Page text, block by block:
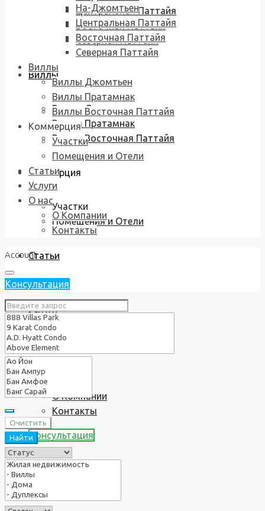
Центральная Паттайя
Восточная Паттайя
Северная Паттайя
Виллы
Виллы Джомтьен
Виллы Пратамнак
Виллы Восточная Паттайя
Коммерция
Участки
Помещения и Отели
Статьи
Услуги
О нас
О Компании
Контакты
Консультация
На-Джомтьен
Центральная Паттайя
Восточная Паттайя
Северная Паттайя
Виллы
Виллы Джомтьен
Виллы Пратамнак
Виллы Восточная Паттайя
Коммерция
Участки
Помещения и Отели
Статьи
Услуги
О нас
О Компании
Контакты
Account
Консультация
Очистить
Найти